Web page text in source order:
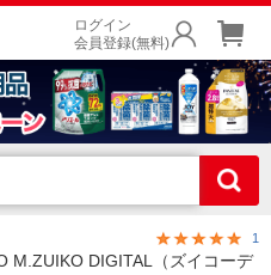
ログイン
会員登録(無料)
1
M.ZUIKO DIGITAL（ズイコーデ